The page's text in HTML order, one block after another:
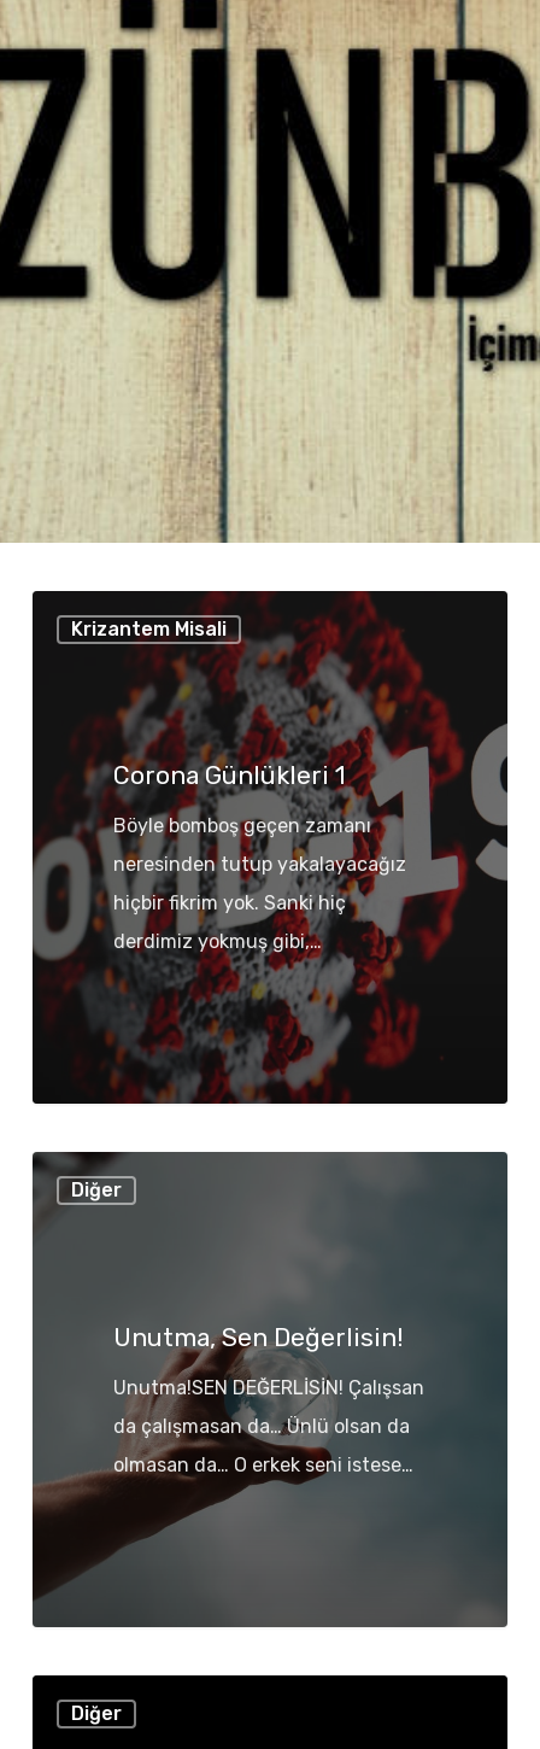
Krizantem Misali
Günlükleri
Corona Günlükleri 1
Böyle bomboş geçen zamanı
neresinden tutup yakalayacağız
hiçbir fikrim yok. Sanki hiç
derdimiz yokmuş gibi,…
Diğer
Unutma,
Sen
Unutma, Sen Değerlisin!
Unutma!SEN DEĞERLİSİN! Çalışsan
da çalışmasan da… Ünlü olsan da
olmasan da… O erkek seni istese…
Diğer